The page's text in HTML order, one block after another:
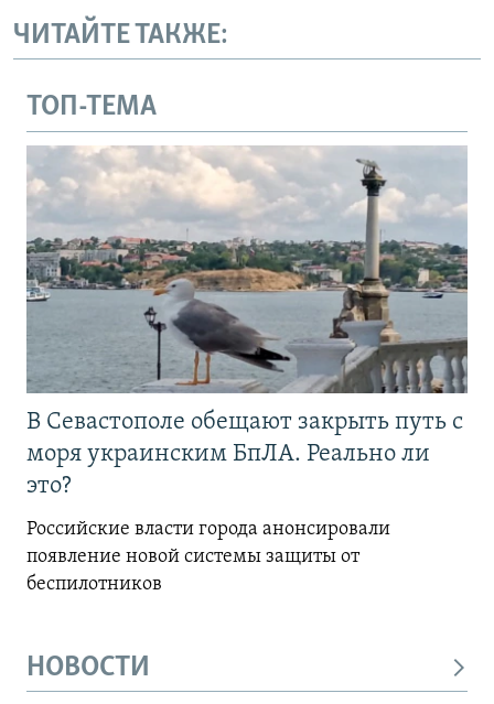
ЧИТАЙТЕ ТАКЖЕ:
ТОП-ТЕМА
В Севастополе обещают закрыть путь с
моря украинским БпЛА. Реально ли
это?
Российские власти города анонсировали
появление новой системы защиты от
беспилотников
НОВОСТИ